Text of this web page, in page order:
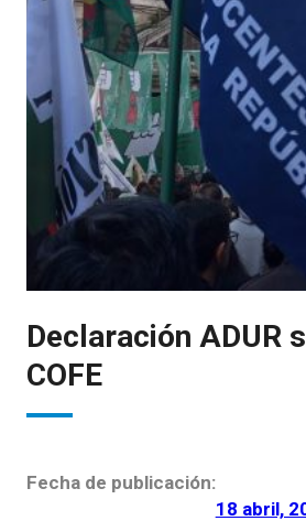
Declaración ADUR
COFE
Fecha de publicación:
18 abril,